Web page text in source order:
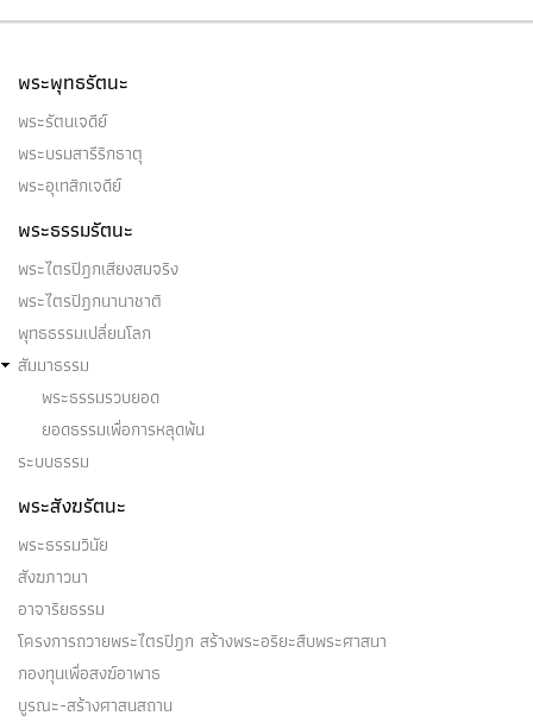
พระพุทธรัตนะ
พระรัตนเจดีย์
พระบรมสารีริกธาตุ
พระอุเทสิกเจดีย์
พระธรรมรัตนะ
พระไตรปิฎกเสียงสมจริง
พระไตรปิฎกนานาชาติ
พุทธธรรมเปลี่ยนโลก
สัมมาธรรม
พระธรรมรวบยอด
ยอดธรรมเพื่อการหลุดพ้น
ระบบธรรม
พระสังฆรัตนะ
พระธรรมวินัย
สังฆภาวนา
อาจาริยธรรม
โครงการถวายพระไตรปิฎก สร้างพระอริยะสืบพระศาสนา
กองทุนเพื่อสงฆ์อาพาธ
บูรณะ-สร้างศาสนสถาน